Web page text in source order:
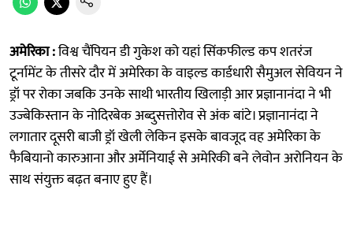
अमेरिका :विश्व चैंपियन डी गुकेश को यहां सिंकफील्ड कप शतरंज
टूर्नामेंट के तीसरे दौर में अमेरिका के वाइल्ड कार्डधारी सैमुअल सेवियन ने
ड्रॉ पर रोका जबकि उनके साथी भारतीय खिलाड़ी आर प्रज्ञानानंदा ने भी
उज्बेकिस्तान के नोदिरबेक अब्दुसत्तोरोव से अंक बांटे। प्रज्ञानानंदा ने
लगातार दूसरी बाजी ड्रॉ खेली लेकिन इसके बावजूद वह अमेरिका के
फैबियानो कारुआना और अर्मेनियाई से अमेरिकी बने लेवोन अरोनियन के
साथ संयुक्त बढ़त बनाए हुए हैं।